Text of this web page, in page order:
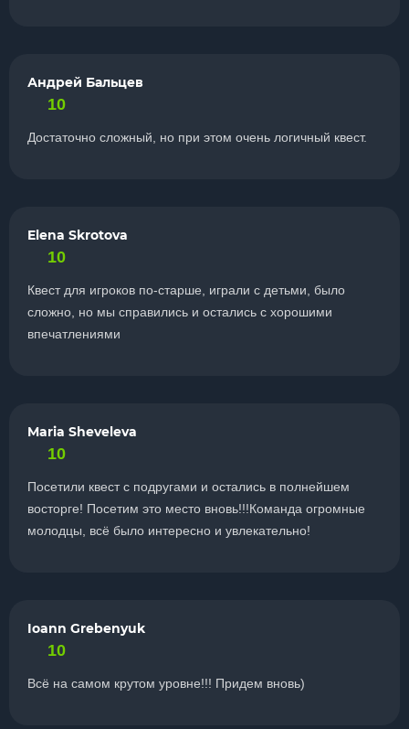
Андрей Бальцев
10
Достаточно сложный, но при этом очень логичный квест.
Elena Skrotova
10
Квест для игроков по-старше, играли с детьми, было
сложно, но мы справились и остались с хорошими
впечатлениями
Maria Sheveleva
10
Посетили квест с подругами и остались в полнейшем
восторге! Посетим это место вновь!!!Команда огромные
молодцы, всё было интересно и увлекательно!
Ioann Grebenyuk
10
Всё на самом крутом уровне!!! Придем вновь)